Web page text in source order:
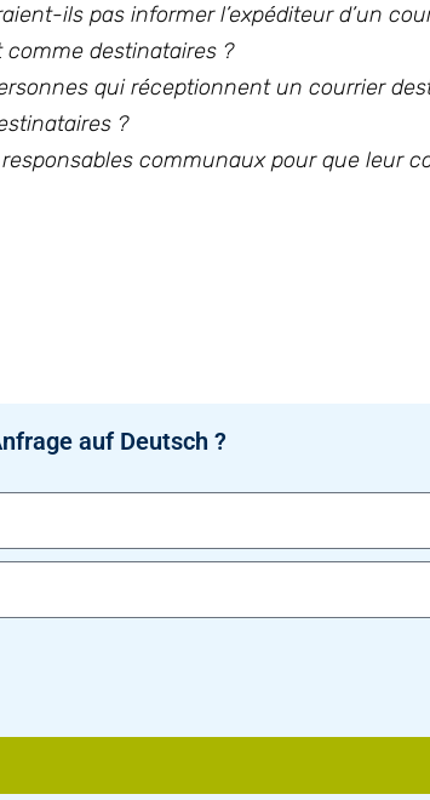
ils pas informer l’expéditeur d’un
destinataires ?
qui réceptionnent un courrier
?
communaux pour que leur
auf Deutsch ?